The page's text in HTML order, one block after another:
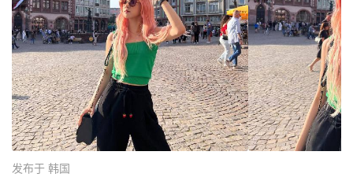
发布于 韩国